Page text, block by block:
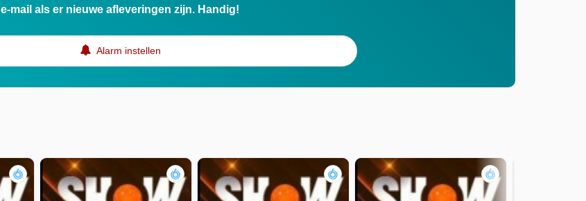
e-mail als er nieuwe afleveringen zijn. Handig!
Alarm instellen